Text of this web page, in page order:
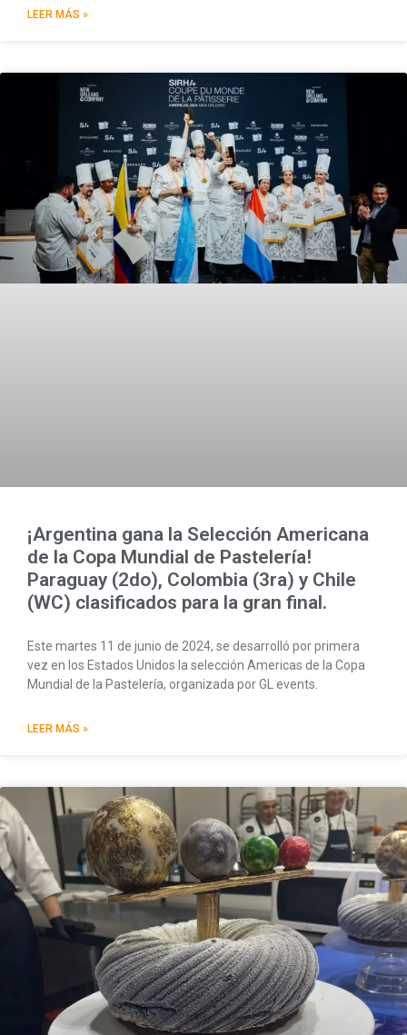
LEER MÁS »
¡Argentina gana la Selección Americana
de la Copa Mundial de Pastelería!
Paraguay (2do), Colombia (3ra) y Chile
(WC) clasificados para la gran final.
Este martes 11 de junio de 2024, se desarrolló por primera
vez en los Estados Unidos la selección Americas de la Copa
Mundial de la Pastelería, organizada por GL events.
LEER MÁS »